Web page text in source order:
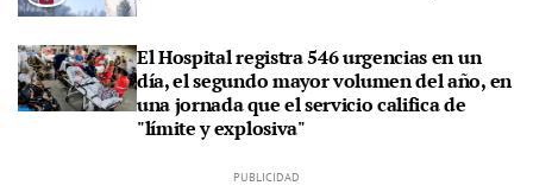
El Hospital registra 546 urgencias en un
día, el segundo mayor volumen del año, en
una jornada que el servicio califica de
"límite y explosiva"